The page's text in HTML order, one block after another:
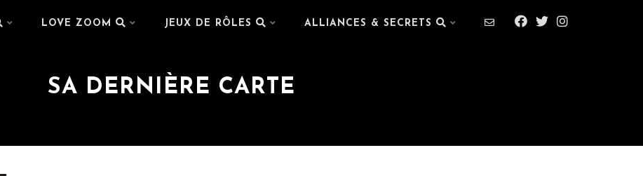
LOVE ZOOM JEUX DE RÔLES ALLIANCES & SECRETS
SA DERNIÈRE CARTE